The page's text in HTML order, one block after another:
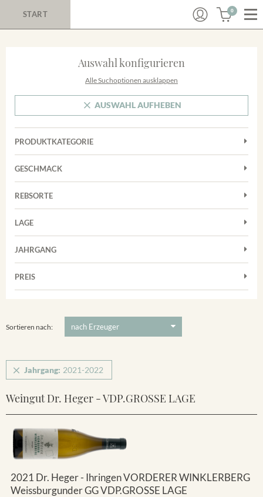
START 0
Auswahl konfigurieren
Alle Suchoptionen ausklappen
AUSWAHL AUFHEBEN
PRODUKTKATEGORIE
Cuvées
Rosé
Weißwein
GESCHMACK
Trocken
REBSORTE
Chardonnay
Grauburgunder
Riesling
LAGE
Achkarrer Schlossberg
Vorderer Winklerberg
Winklerberg Hinter Winklen
JAHRGANG
PREIS
Sortieren nach:
Jahrgang: 2021-2022
Weingut Dr. Heger - VDP.GROSSE LAGE
2021 Dr. Heger - Ihringen VORDERER WINKLERBERG
Weissburgunder GG VDP.GROSSE LAGE